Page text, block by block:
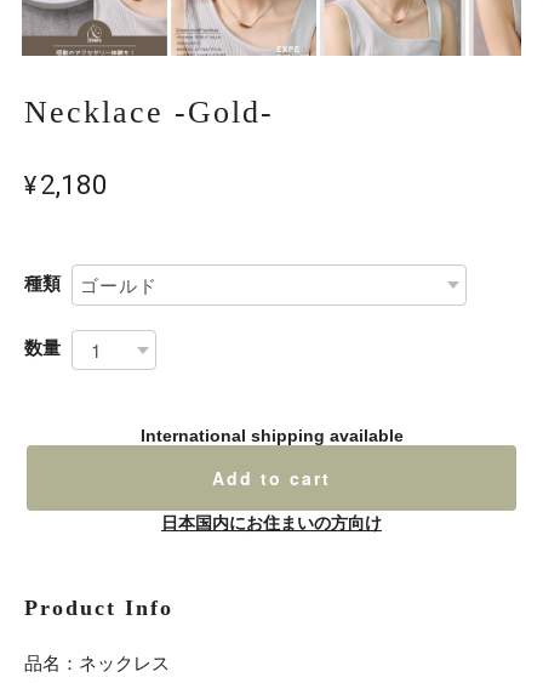
Necklace -Gold-
¥2,180
種類
数量
International shipping available
Add to cart
日本国内にお住まいの方向け
Product Info
品名：ネックレス